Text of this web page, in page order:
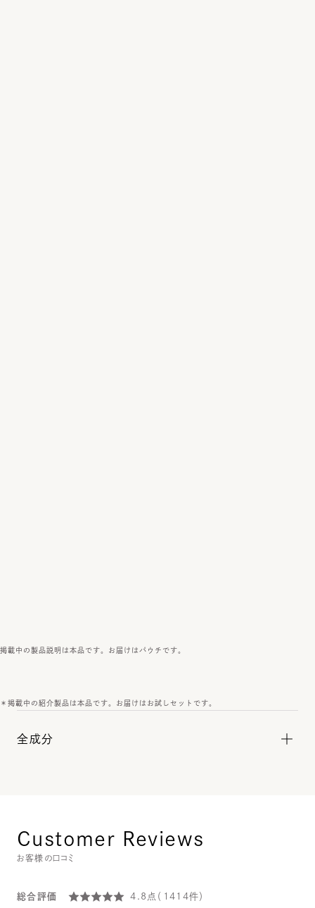
掲載中の製品説明は本品です。お届けはパウチです。
＊掲載中の紹介製品は本品です。お届けはお試しセットです。
全成分
Customer Reviews
お客様の口コミ
総合評価 4.8 点（ 1414件）